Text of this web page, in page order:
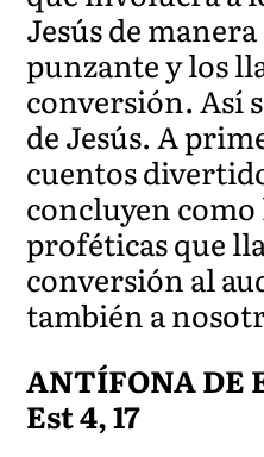
Jesús de
punzante y los
conversión. Así
de Jesús. A
cuentos
concluyen
proféticas que
conversión al
también a
ANTÍFONA DE
Est 4, 17